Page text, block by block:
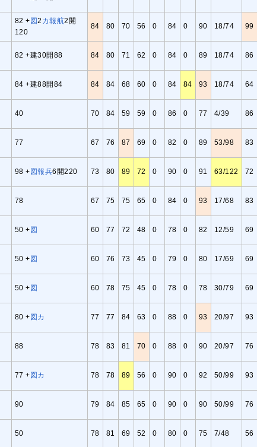
82 + 図2 カ報航2開
120
84 80 70 56 0 84 0 90 18/74 99
82 +建30開88 84 80 71 62 0 84 0 89 18/74 86
84 +建88開84 84 84 68 60 0 84 84 93 18/74 64
40 70 84 59 59 0 86 0 77 4/39 86
77 67 76 87 69 0 82 0 89 53/98 83
98 + 図報兵6開220 73 80 89 72 0 90 0 91 63/122 72
78 67 75 75 65 0 84 0 93 17/68 83
50 + 図 60 77 72 48 0 78 0 82 12/59 69
50 + 図 60 76 73 45 0 79 0 80 17/69 69
50 + 図 60 78 75 45 0 78 0 78 30/79 69
80 + 図 カ 77 77 84 63 0 88 0 93 20/97 93
88 78 83 81 70 0 88 0 90 20/97 76
77 + 図 カ 78 78 89 56 0 90 0 92 50/99 93
90 79 84 85 65 0 90 0 90 50/99 76
50 78 81 69 52 0 80 0 75 7/48 56